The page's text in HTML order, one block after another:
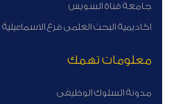
جامعة قناة السويس
اكاديمية البحث العلمى فرع الاسماعيلية
معلومات تهمك
مدونة السلوك الوظيفى